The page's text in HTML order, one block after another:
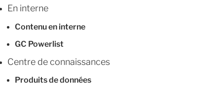
En interne
Contenu en interne
GC Powerlist
Centre de connaissances
Produits de données